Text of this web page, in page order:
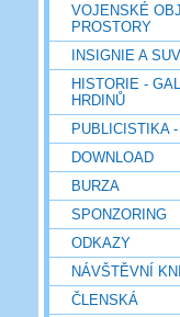
VOJENSKÉ
PROSTORY
INSIGNIE A
HISTORIE -
HRDINŮ
PUBLICISTIKA
DOWNLOAD
BURZA
SPONZORING
ODKAZY
NÁVŠTĚVNÍ
ČLENSKÁ